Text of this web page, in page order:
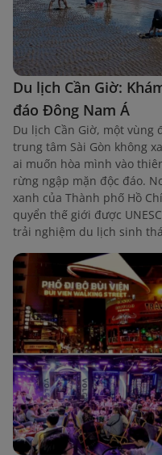
Du lịch Cần Giờ:
đáo Đông Nam Á
Du lịch Cần Giờ, một vùng
trung tâm Sài Gòn không
ai muốn hòa mình vào
rừng ngập mặn độc đáo.
xanh của Thành phố Hồ
quyển thế giới được
trải nghiệm du lịch sinh